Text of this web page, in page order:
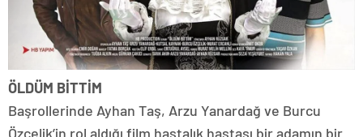
ÖLDÜM BİTTİM
Başrollerinde Ayhan Taş, Arzu Yanardağ ve Burcu
Özçelik’in rol aldığı film hastalık hastası bir adamın bir